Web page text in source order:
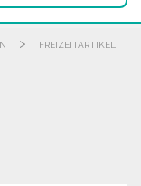
>
FREIZEITARTIKEL